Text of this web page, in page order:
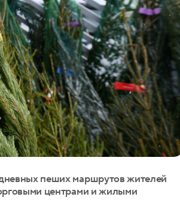
пеших маршрутов жителей
центрами и жилыми